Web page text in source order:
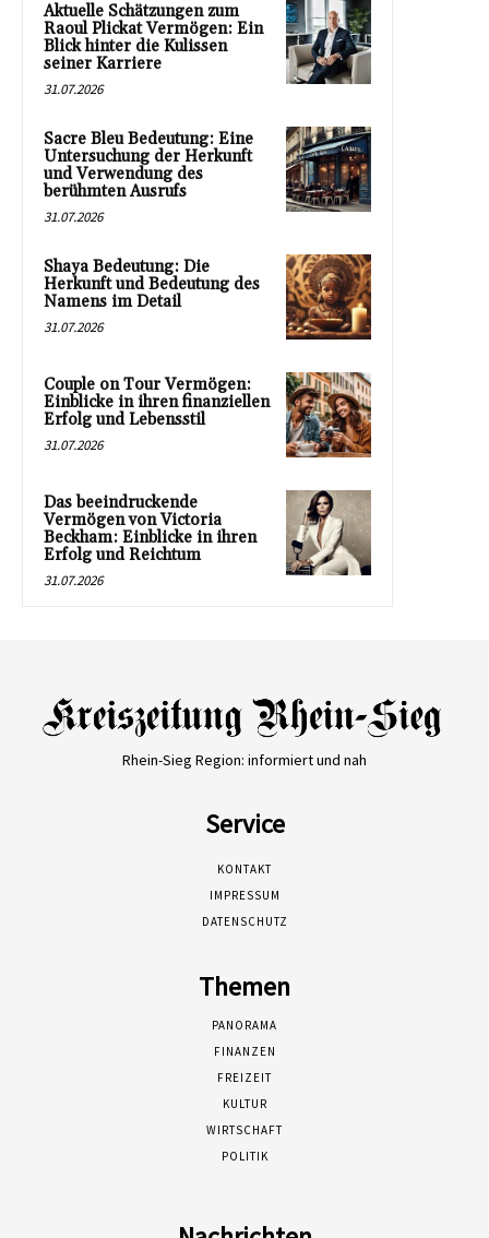
Aktuelle Schätzungen zum
Raoul Plickat Vermögen: Ein
Blick hinter die Kulissen
seiner Karriere
31.07.2026
Sacre Bleu Bedeutung: Eine
Untersuchung der Herkunft
und Verwendung des
berühmten Ausrufs
31.07.2026
Shaya Bedeutung: Die
Herkunft und Bedeutung des
Namens im Detail
31.07.2026
Couple on Tour Vermögen:
Einblicke in ihren finanziellen
Erfolg und Lebensstil
31.07.2026
Das beeindruckende
Vermögen von Victoria
Beckham: Einblicke in ihren
Erfolg und Reichtum
31.07.2026
Rhein-Sieg Region: informiert und nah
Service
KONTAKT
IMPRESSUM
DATENSCHUTZ
Themen
PANORAMA
FINANZEN
FREIZEIT
KULTUR
WIRTSCHAFT
POLITIK